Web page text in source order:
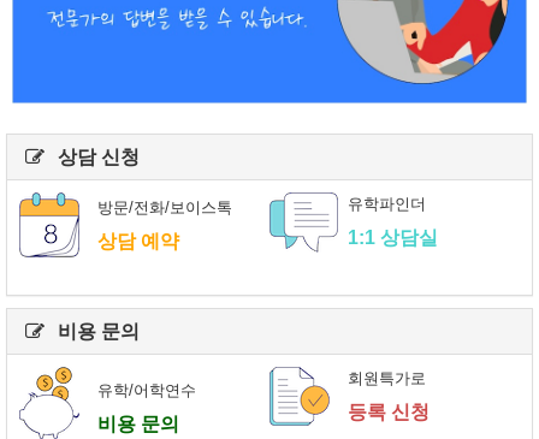
상담 신청
방문/전화/보이스톡
상담 예약
유학파인더
1:1 상담실
비용 문의
유학/어학연수
비용 문의
회원특가로
등록 신청